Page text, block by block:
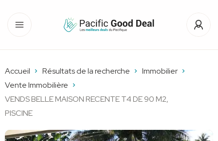
Accueil Résultats de la recherche
Immobilier
Vente Immobilière
VENDS BELLE MAISON RECENTE T4 DE 90 M2,
PISCINE